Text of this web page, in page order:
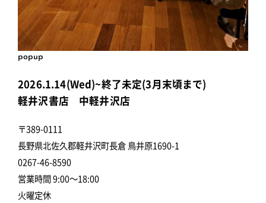
popup
2026.1.14(Wed)~終了未定(3月末頃まで)
軽井沢書店 中軽井沢店
〒389-0111
長野県北佐久郡軽井沢町長倉 鳥井原1690-1
0267-46-8590
営業時間 9:00～18:00
火曜定休